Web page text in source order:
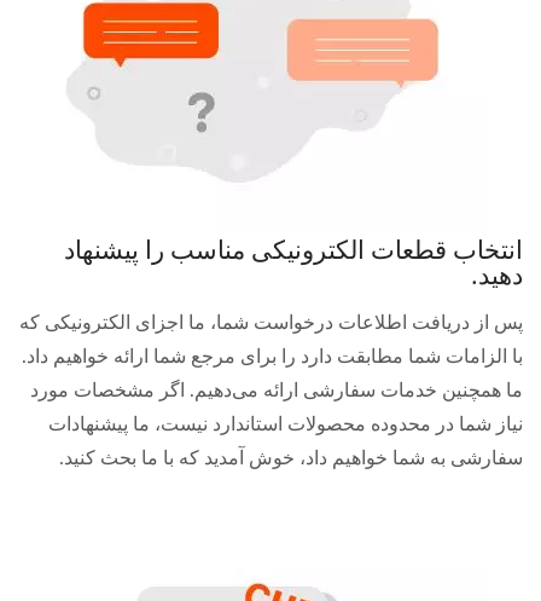
انتخاب قطعات الکترونیکی مناسب را پیشنهاد
دهید.
پس از دریافت اطلاعات درخواست شما، ما اجزای الکترونیکی که
با الزامات شما مطابقت دارد را برای مرجع شما ارائه خواهیم داد.
ما همچنین خدمات سفارشی ارائه می‌دهیم. اگر مشخصات مورد
نیاز شما در محدوده محصولات استاندارد نیست، ما پیشنهادات
سفارشی به شما خواهیم داد، خوش آمدید که با ما بحث کنید.